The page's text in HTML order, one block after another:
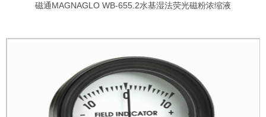
磁通MAGNAGLO WB-655.2水基湿法荧光磁粉浓缩液